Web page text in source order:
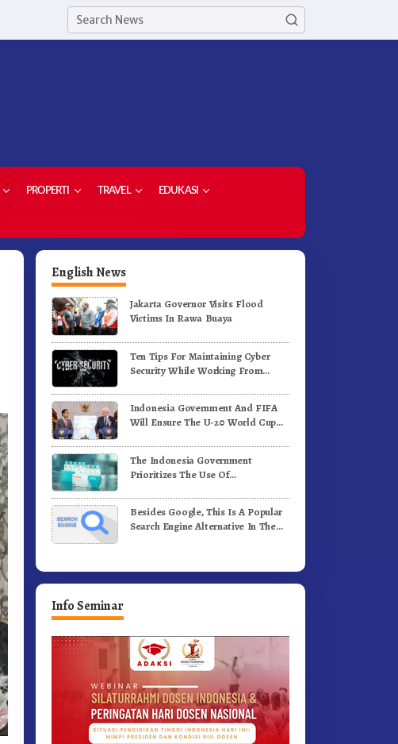
PROPERTI TRAVEL
EDUKASI
English News
Jakarta Governor Visits Flood
Victims In Rawa Buaya
Ten Tips For Maintaining Cyber
Security While Working From
Indonesia Government And FIFA
Will Ensure The U-20 World Cup
Standards
The Indonesia Government
Prioritizes The Use Of
Vaccines
Besides Google, This Is A Popular
Search Engine Alternative In The
Info Seminar